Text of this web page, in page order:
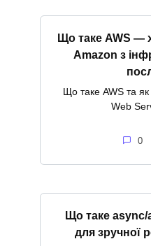
Що таке AWS —
Amazon з
Що таке AWS та
Web
0
Що таке
для зручної